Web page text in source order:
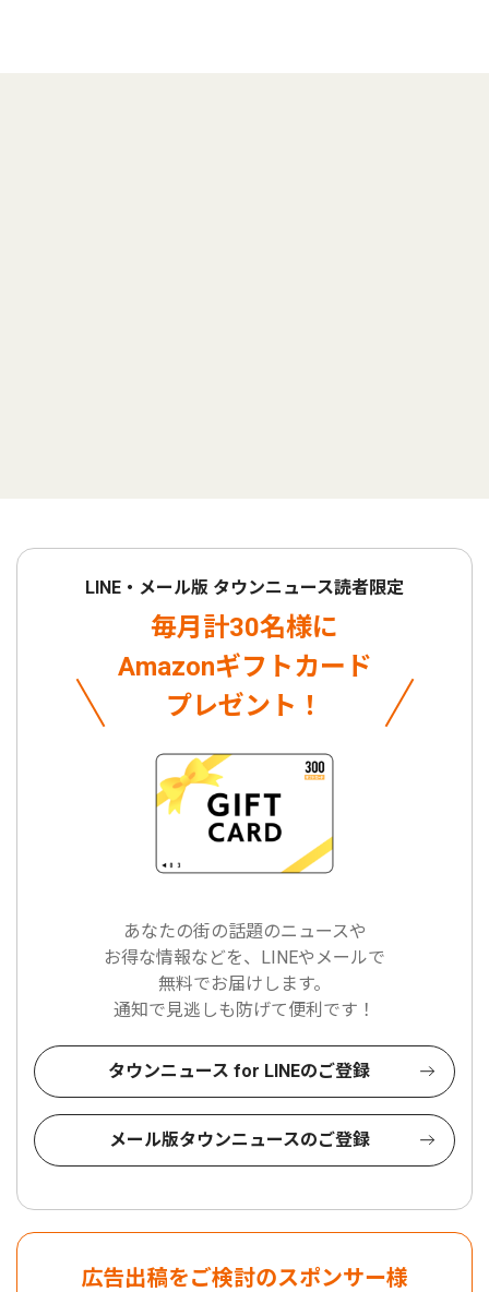
LINE・メール版 タウンニュース読者限定
毎月計30名様に
Amazonギフトカード
プレゼント！
あなたの街の話題のニュースや
お得な情報などを、LINEやメールで
無料でお届けします。
通知で見逃しも防げて便利です！
タウンニュース for LINEのご登録
メール版タウンニュースのご登録
広告出稿をご検討のスポンサー様